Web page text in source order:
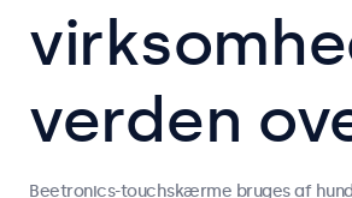
verden
Beetronics-touchskærme bruges af